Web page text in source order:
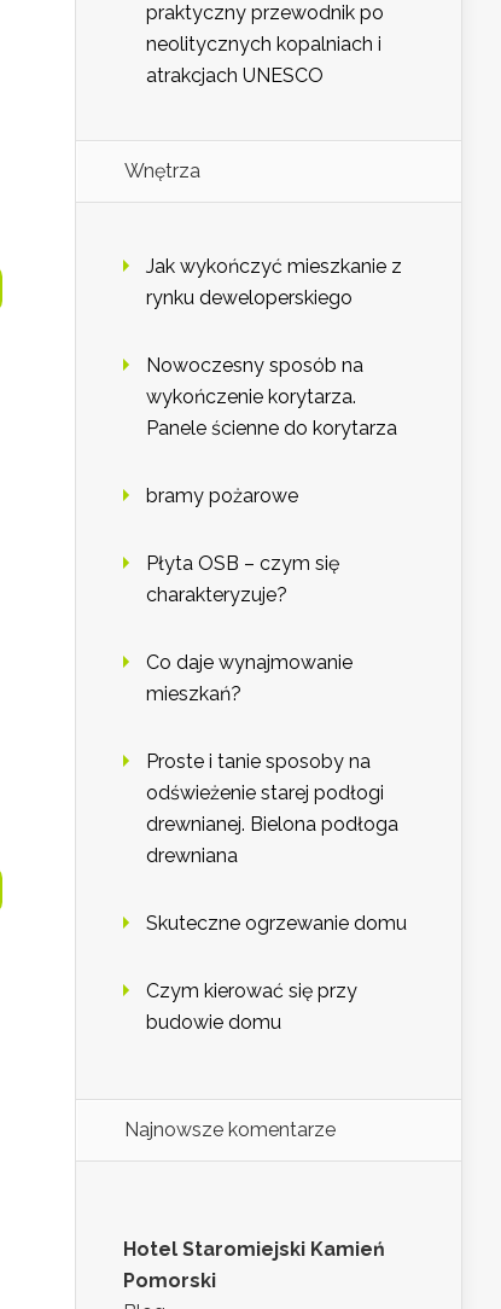
praktyczny przewodnik po
neolitycznych kopalniach i
atrakcjach UNESCO
Wnętrza
Jak wykończyć mieszkanie z
rynku deweloperskiego
Nowoczesny sposób na
wykończenie korytarza.
Panele ścienne do korytarza
bramy pożarowe
Płyta OSB – czym się
charakteryzuje?
Co daje wynajmowanie
mieszkań?
Proste i tanie sposoby na
odświeżenie starej podłogi
drewnianej. Bielona podłoga
drewniana
Skuteczne ogrzewanie domu
Czym kierować się przy
budowie domu
Najnowsze komentarze
Hotel Staromiejski Kamień
Pomorski